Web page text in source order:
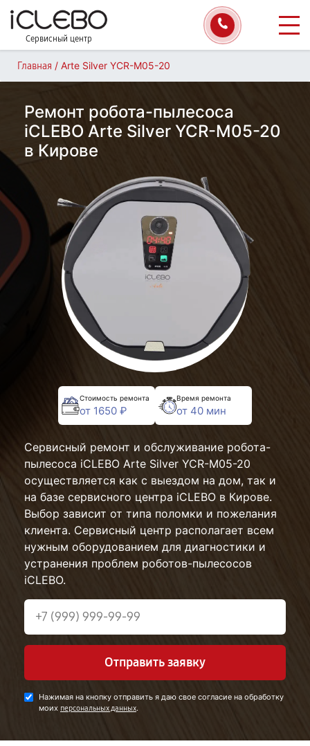
Сервисный центр
Главная / Arte Silver YCR-M05-20
Ремонт робота-пылесоса
iCLEBO Arte Silver YCR-M05-20
в Кирове
Стоимость ремонта
от 1650 ₽
Время ремонта
от 40 мин
Сервисный ремонт и обслуживание робота-
пылесоса iCLEBO Arte Silver YCR-M05-20
осуществляется как с выездом на дом, так и
на базе сервисного центра iCLEBO в Кирове.
Выбор зависит от типа поломки и пожелания
клиента. Сервисный центр располагает всем
нужным оборудованием для диагностики и
устранения проблем роботов-пылесосов
iCLEBO.
Отправить заявку
Нажимая на кнопку отправить я даю свое согласие на обработку
моих персональных данных.